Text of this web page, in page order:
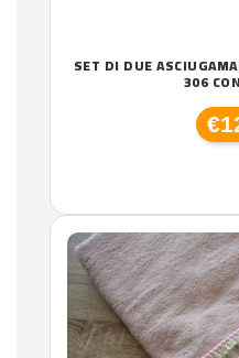
SET DI DUE
306